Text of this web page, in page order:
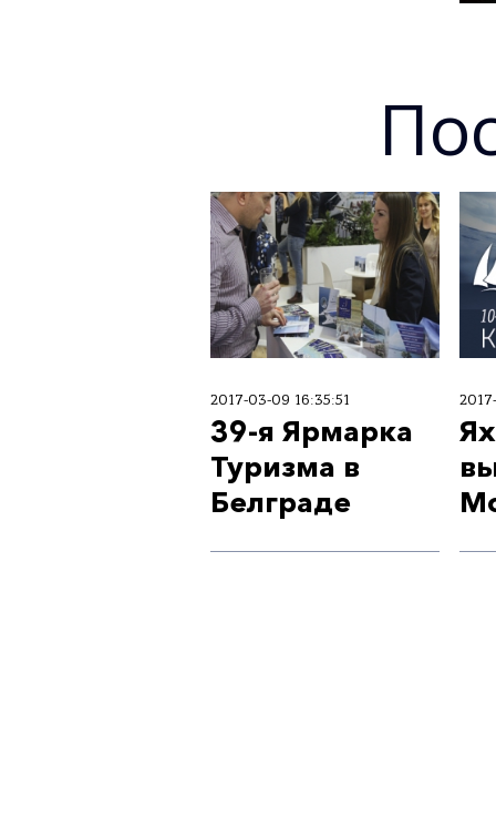
2017-03-09 16:35:51
39-я Ярмарка
Туризма в
Белграде